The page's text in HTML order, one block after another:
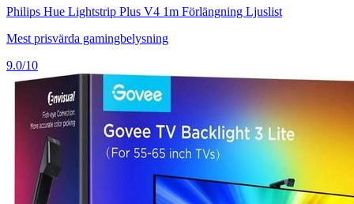
Philips Hue Lightstrip Plus V4 1m Förlängning Ljuslist
Mest prisvärda gamingbelysning
9.0/10